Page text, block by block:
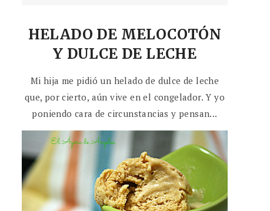
HELADO DE MELOCOTÓN
Y DULCE DE LECHE
Mi hija me pidió un helado de dulce de leche
que, por cierto, aún vive en el congelador. Y yo
poniendo cara de circunstancias y pensan...